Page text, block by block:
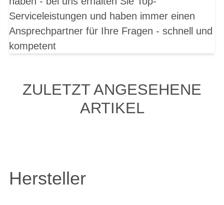
Serviceleistungen und haben immer einen
Ansprechpartner für Ihre Fragen - schnell und
kompetent
ZULETZT ANGESEHENE
ARTIKEL
Hersteller